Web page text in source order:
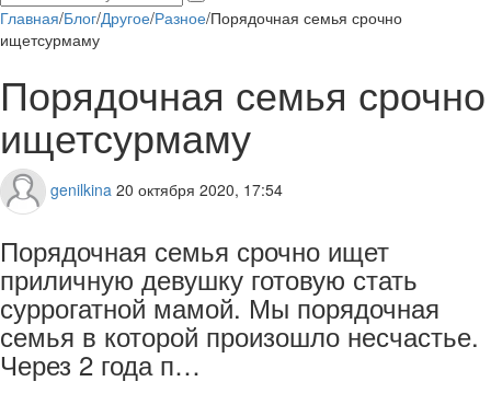
Главная/Блог/Другое/Разное/Порядочная семья срочно
ищетсурмаму
Порядочная семья срочно
ищетсурмаму
genilkina 20 октября 2020, 17:54
Порядочная семья срочно ищет
приличную девушку готовую стать
суррогатной мамой. Мы порядочная
семья в которой произошло несчастье.
Через 2 года п…